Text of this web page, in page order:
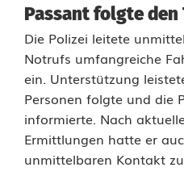
e
l
i
e
r
i
Passant folgte
Die Polizei leitete
Notrufs umfangreiche
ein. Unterstützung
Personen folgte und die
informierte. Nach
Ermittlungen hatte er
unmittelbaren Kontakt